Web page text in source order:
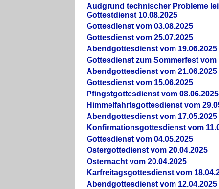
Audgrund technischer Probleme
Gottestdienst 10.08.2025
Gottesdienst vom 03.08.2025
Gottesdienst vom 25.07.2025
Abendgottesdienst vom 19.06.2025
Gottesdienst zum Sommerfest vom
Abendgottesdienst vom 21.06.2025
Gottesdienst vom 15.06.2025
Pfingstgottesdienst vom 08.06.2025
Himmelfahrtsgottesdienst vom
Abendgottesdienst vom 17.05.2025
Konfirmationsgottesdienst vom
Gottesdienst vom 04.05.2025
Ostergottedienst vom 20.04.2025
Osternacht vom 20.04.2025
Karfreitagsgottesdienst vom
Abendgottesdienst vom 12.04.2025